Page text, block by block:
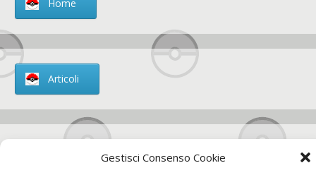
Gestisci Consenso Cookie
Home
Articoli
Chi siamo